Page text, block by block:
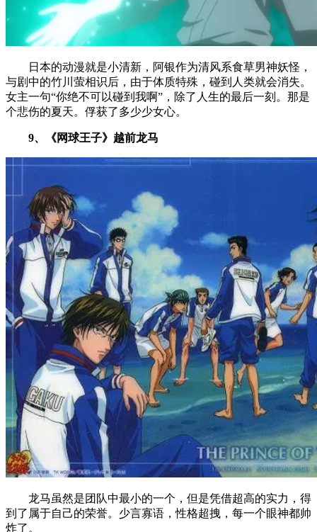
日本的动漫就是小清新，阿银作为清风系食草男神妖怪，
与剧中的竹川萤相识后，由于体质特殊，碰到人类就会消失。
女主一句“你绝不可以碰到我啊”，除了人生的最后一刻。那是
个悲伤的夏天。俘获了多少少女心。
9、《网球王子》越前龙马
龙马虽然是团队中最小的一个，但是凭借超高的实力，得
到了属于自己的荣誉。少言寡语，性格超拽，每一个眼神都帅
炸了。